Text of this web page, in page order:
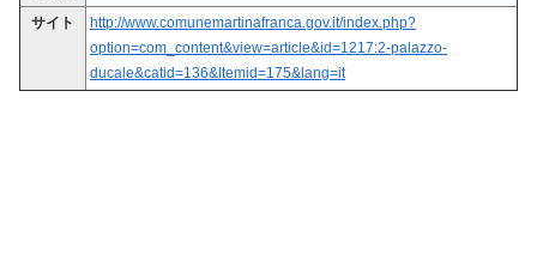
サイト
http://www.comunemartinafranca.gov.it/index.php?
option=com_content&view=article&id=1217:2-palazzo-
ducale&catid=136&Itemid=175&lang=it